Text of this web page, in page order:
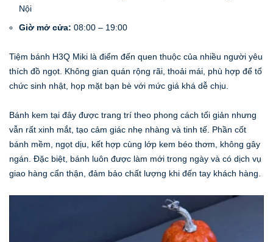
Nội
Giờ mở cửa: 08:00 – 19:00
Tiệm bánh H3Q Miki là điểm đến quen thuộc của nhiều người yêu
thích đồ ngọt. Không gian quán rộng rãi, thoải mái, phù hợp để tổ
chức sinh nhật, họp mặt bạn bè với mức giá khá dễ chịu.
Bánh kem tại đây được trang trí theo phong cách tối giản nhưng
vẫn rất xinh mắt, tạo cảm giác nhẹ nhàng và tinh tế. Phần cốt
bánh mềm, ngọt dịu, kết hợp cùng lớp kem béo thơm, không gây
ngán. Đặc biệt, bánh luôn được làm mới trong ngày và có dịch vụ
giao hàng cẩn thận, đảm bảo chất lượng khi đến tay khách hàng.